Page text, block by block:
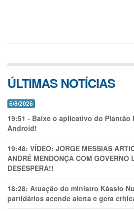
ÚLTIMAS NOTÍCIAS
6/8/2026
19:51 - Baixe o aplicativo do Plantão
Android!
19:48: VÍDEO: JORGE MESSIAS
ANDRÉ MENDONÇA COM GOVERNO
DESESPERA!!
18:28: Atuação do ministro Kássio
partidários acende alerta e gera